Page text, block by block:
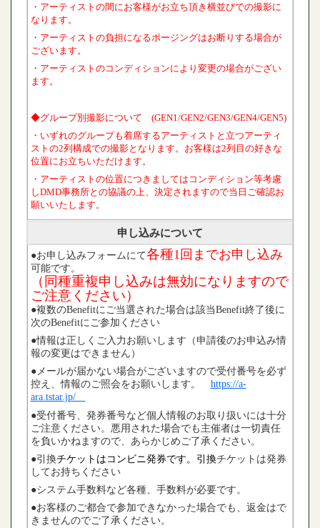
・アーティストの間にお客様がお立ち頂き横並びでの撮影に
なります。
・アーティストの負担になるポージングはお断りする場合が
ございます。
・アーティストのコンディションにより変更の場合がござい
ます。
◆グループ別撮影について (GEN1/GEN2/GEN3/GEN4/GEN5)
・いずれのグループも着席するアーティストと立つアーティ
ストの2列構成での撮影となります。お客様は2列目の好きな
位置にお立ちいただけます。
・アーティストの位置につきましてはコンディション等考慮
しDMD事務所との協議の上、決定されますので当日ご確認お
願いいたします。
申し込みについて
●お申し込みフォームにて各種1回までお申し込み
可能です。
（同種重複申し込みは無効になりますので
ご注意ください）
●複数のBenefitにご当選された場合は該当Benefit終了後に
次のBenefitにご参加ください
●情報は正しくご入力お願いします（申請後のお申込み情
報の変更はできません）
●メールが届かない場合がございますので受付番号を必ず
控え、情報のご照会をお願いします。 https://a-
ara.tstar.jp/
●受付番号、発券番号など個人情報のお取り扱いには十分
ご注意ください。悪用された場合でも 主催者は一切責任
を負いかねますので、あらかじめご了承ください。
●引換チケットはコンビニ発券です。引換チケットは発券
してお持ちください
●システム手数料など各種、手数料が必要です。
●お客様のご都合で参加できなかった場合でも、返金はで
きませんのでご了承ください。